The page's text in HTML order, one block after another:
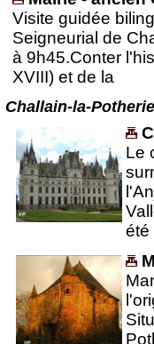
Visite guidée
Seigneurial de
à 9h45.Conter
XVIII) et de la
Challain-la-Potherie
Le
été